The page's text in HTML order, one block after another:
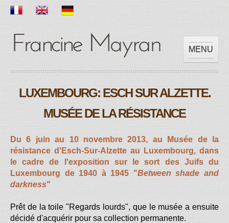
MENU
OEUVRES
EXPOSITIONS
PRESSES
VIDEOS
CONTACT
LUXEMBOURG: ESCH SUR ALZETTE.
MUSÉE DE LA RÉSISTANCE
Du 6 juin au 10 novembre 2013, au Musée de la
résistance d'Esch-Sur-Alzette au Luxembourg, dans
le cadre de l'exposition sur le sort des Juifs du
Luxembourg de 1940 à 1945 "Between shade and
darkness"
Prêt de la toile "Regards lourds", que le musée a ensuite
décidé d'acquérir pour sa collection permanente.